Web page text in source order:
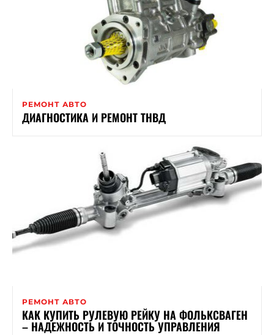
РЕМОНТ АВТО
ДИАГНОСТИКА И РЕМОНТ ТНВД
РЕМОНТ АВТО
КАК КУПИТЬ РУЛЕВУЮ РЕЙКУ НА ФОЛЬКСВАГЕН
– НАДЕЖНОСТЬ И ТОЧНОСТЬ УПРАВЛЕНИЯ